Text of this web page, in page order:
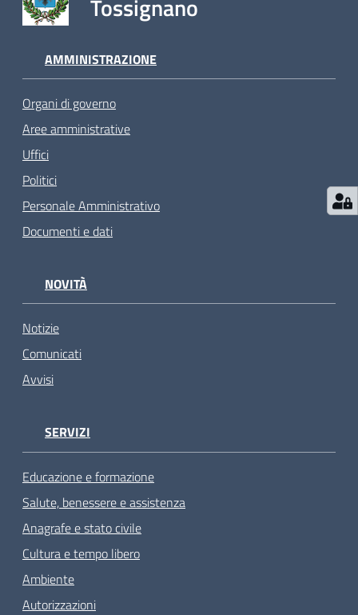
Tossignano
AMMINISTRAZIONE
Organi di governo
Aree amministrative
Uffici
Politici
Personale Amministrativo
Documenti e dati
NOVITÀ
Notizie
Comunicati
Avvisi
SERVIZI
Educazione e formazione
Salute, benessere e assistenza
Anagrafe e stato civile
Cultura e tempo libero
Ambiente
Autorizzazioni